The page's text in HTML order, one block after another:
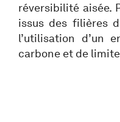
réversibilité aisée.
issus des filières
l’utilisation d’un
carbone et de